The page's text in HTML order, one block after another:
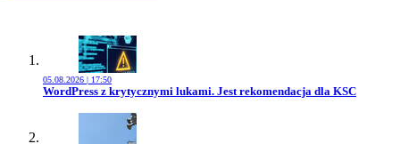
05.08.2026 | 17:50
Przejdź do artykułu:
WordPress z krytycznymi lukami. Jest rekomendacja dla KSC